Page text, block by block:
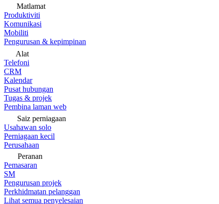
Matlamat
Produktiviti
Komunikasi
Mobiliti
Pengurusan & kepimpinan
Alat
Telefoni
CRM
Kalendar
Pusat hubungan
Tugas & projek
Pembina laman web
Saiz perniagaan
Usahawan solo
Perniagaan kecil
Perusahaan
Peranan
Pemasaran
SM
Pengurusan projek
Perkhidmatan pelanggan
Lihat semua penyelesaian